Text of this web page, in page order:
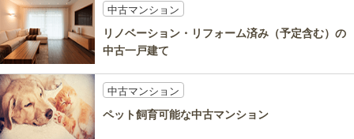
中古マンション
リノベーション・リフォーム済み（予定含む）の
中古一戸建て
中古マンション
ペット飼育可能な中古マンション